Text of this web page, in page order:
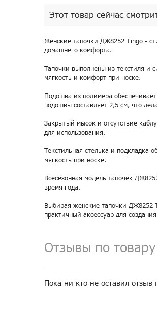
Этот товар сейчас
Женские тапочки ДЖ8252 Tingo -
домашнего комфорта.
Тапочки выполнены из текстиля и
мягкость и комфорт при носке.
Подошва из полимера
подошвы составляет 2,5 см, что
Закрытый мысок и отсутствие
для использования.
Текстильная стелька и подкладка
мягкость при носке.
Всесезонная модель тапочек
время года.
Выбирая женские тапочки ДЖ8252
практичный аксессуар для
Отзывы по товару
Пока ни кто не оставил